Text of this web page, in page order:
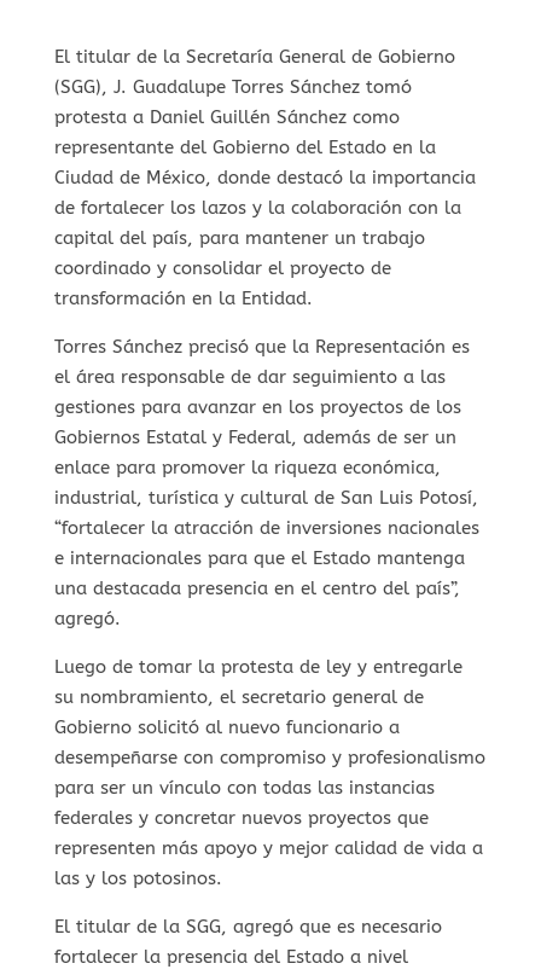
El titular de la Secretaría General de Gobierno
(SGG), J. Guadalupe Torres Sánchez tomó
protesta a Daniel Guillén Sánchez como
representante del Gobierno del Estado en la
Ciudad de México, donde destacó la importancia
de fortalecer los lazos y la colaboración con la
capital del país, para mantener un trabajo
coordinado y consolidar el proyecto de
transformación en la Entidad.
Torres Sánchez precisó que la Representación es
el área responsable de dar seguimiento a las
gestiones para avanzar en los proyectos de los
Gobiernos Estatal y Federal, además de ser un
enlace para promover la riqueza económica,
industrial, turística y cultural de San Luis Potosí,
“fortalecer la atracción de inversiones nacionales
e internacionales para que el Estado mantenga
una destacada presencia en el centro del país”,
agregó.
Luego de tomar la protesta de ley y entregarle
su nombramiento, el secretario general de
Gobierno solicitó al nuevo funcionario a
desempeñarse con compromiso y profesionalismo
para ser un vínculo con todas las instancias
federales y concretar nuevos proyectos que
representen más apoyo y mejor calidad de vida a
las y los potosinos.
El titular de la SGG, agregó que es necesario
fortalecer la presencia del Estado a nivel